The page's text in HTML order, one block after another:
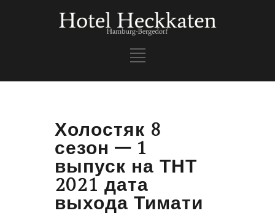
Холостяк 8
сезон – 1
выпуск на ТНТ
2021 дата
выхода Тимати